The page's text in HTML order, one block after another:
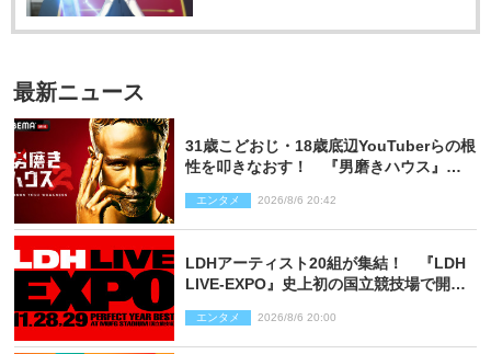
最新ニュース
31歳こどおじ・18歳底辺YouTuberらの根
性を叩きなおす！ 『男磨きハウス』第2
エンタメ 2026/8/6 20:42
LDHアーティスト20組が集結！ 『LDH
LIVE‐EXPO』史上初の国立競技場で開催
エンタメ 2026/8/6 20:00